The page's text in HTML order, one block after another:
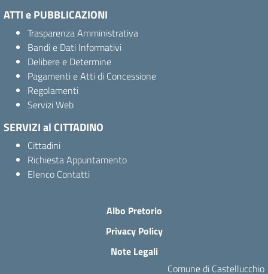
ATTI e PUBBLICAZIONI
Trasparenza Amministrativa
Bandi e Dati Informativi
Delibere e Determine
Pagamenti e Atti di Concessione
Regolamenti
Servizi Web
SERVIZI al CITTADINO
Cittadini
Richiesta Appuntamento
Elenco Contatti
Albo Pretorio
Privacy Policy
Note Legali
Comune di Castellucchio